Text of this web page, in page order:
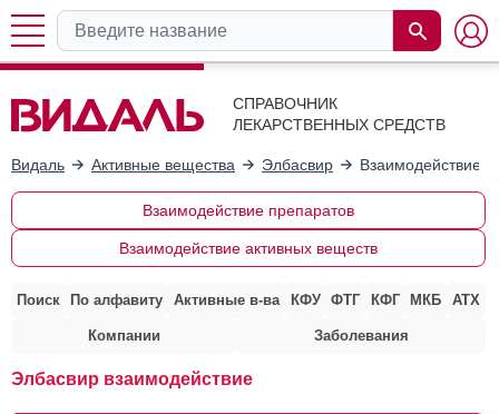
СПРАВОЧНИК
ЛЕКАРСТВЕННЫХ СРЕДСТВ
Видаль Активные вещества Элбасвир Взаимодействие
Взаимодействие препаратов
Взаимодействие активных веществ
Поиск По алфавиту Активные в-ва КФУ ФТГ КФГ МКБ АТХ
Компании Заболевания
Элбасвир взаимодействие